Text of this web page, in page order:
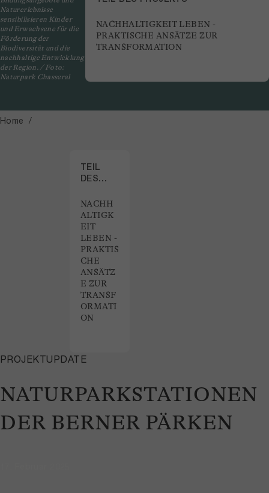
Naturerlebnisse
sensibilisieren Kinder
und Erwachsene für die
Förderung der
Biodiversität und die
nachhaltige Entwicklung
der Region. / Foto:
Naturpark Chasseral
NACHHALTIGKEIT LEBEN -
PRAKTISCHE ANSÄTZE ZUR
TRANSFORMATION
Home
NATURPARKSTATIONEN
DER BERNER PÄRKEN
PROJEKTUPDATE
TEIL
DES
NACHH
ALTIGK
EIT
LEBEN -
PRAKTIS
CHE
ANSÄTZ
E ZUR
TRANSF
ORMATI
ON